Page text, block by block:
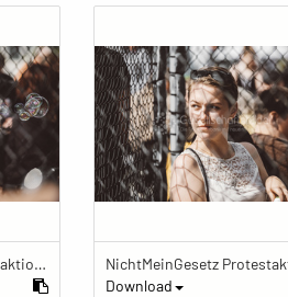
NichtMeinGesetz Protestaktion im Käfig
Download